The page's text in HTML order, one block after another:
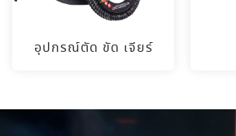
อุปกรณ์ตัด ขัด เจียร์